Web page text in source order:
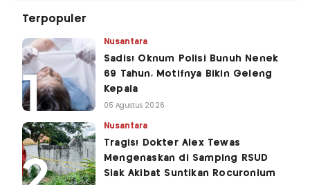
Terpopuler
Nusantara
Sadis! Oknum Polisi Bunuh Nenek
69 Tahun, Motifnya Bikin Geleng
Kepala
05 Agustus 2026
Nusantara
Tragis! Dokter Alex Tewas
Mengenaskan di Samping RSUD
Siak Akibat Suntikan Rocuronium